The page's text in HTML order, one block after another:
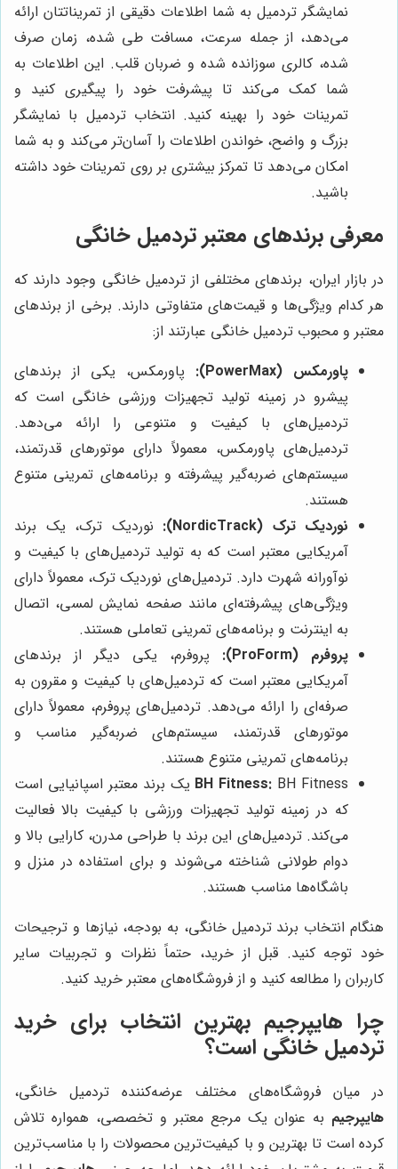
نمایشگر تردمیل به شما اطلاعات دقیقی از تمریناتتان ارائه
می‌دهد، از جمله سرعت، مسافت طی شده، زمان صرف
شده، کالری سوزانده شده و ضربان قلب. این اطلاعات به
شما کمک می‌کند تا پیشرفت خود را پیگیری کنید و
تمرینات خود را بهینه کنید. انتخاب تردمیل با نمایشگر
بزرگ و واضح، خواندن اطلاعات را آسان‌تر می‌کند و به شما
امکان می‌دهد تا تمرکز بیشتری بر روی تمرینات خود داشته
باشید.
معرفی برندهای معتبر تردمیل خانگی
در بازار ایران، برندهای مختلفی از تردمیل خانگی وجود دارند که
هر کدام ویژگی‌ها و قیمت‌های متفاوتی دارند. برخی از برندهای
معتبر و محبوب تردمیل خانگی عبارتند از:
پاورمکس (PowerMax):
پاورمکس، یکی از برندهای
پیشرو در زمینه تولید تجهیزات ورزشی خانگی است که
تردمیل‌های با کیفیت و متنوعی را ارائه می‌دهد.
تردمیل‌های پاورمکس، معمولاً دارای موتورهای قدرتمند،
سیستم‌های ضربه‌گیر پیشرفته و برنامه‌های تمرینی متنوع
هستند.
نوردیک ترک (NordicTrack):
نوردیک ترک، یک برند
آمریکایی معتبر است که به تولید تردمیل‌های با کیفیت و
نوآورانه شهرت دارد. تردمیل‌های نوردیک ترک، معمولاً دارای
ویژگی‌های پیشرفته‌ای مانند صفحه نمایش لمسی، اتصال
به اینترنت و برنامه‌های تمرینی تعاملی هستند.
پروفرم (ProForm):
پروفرم، یکی دیگر از برندهای
آمریکایی معتبر است که تردمیل‌های با کیفیت و مقرون به
صرفه‌ای را ارائه می‌دهد. تردمیل‌های پروفرم، معمولاً دارای
موتورهای قدرتمند، سیستم‌های ضربه‌گیر مناسب و
برنامه‌های تمرینی متنوع هستند.
BH Fitness: BH Fitness یک برند معتبر اسپانیایی است
که در زمینه تولید تجهیزات ورزشی با کیفیت بالا فعالیت
می‌کند. تردمیل‌های این برند با طراحی مدرن، کارایی بالا و
دوام طولانی شناخته می‌شوند و برای استفاده در منزل و
باشگاه‌ها مناسب هستند.
هنگام انتخاب برند تردمیل خانگی، به بودجه، نیازها و ترجیحات
خود توجه کنید. قبل از خرید، حتماً نظرات و تجربیات سایر
کاربران را مطالعه کنید و از فروشگاه‌های معتبر خرید کنید.
چرا هایپرجیم بهترین انتخاب برای خرید
تردمیل خانگی است؟
در میان فروشگاه‌های مختلف عرضه‌کننده تردمیل خانگی،
هایپرجیم به عنوان یک مرجع معتبر و تخصصی، همواره تلاش
کرده است تا بهترین و با کیفیت‌ترین محصولات را با مناسب‌ترین